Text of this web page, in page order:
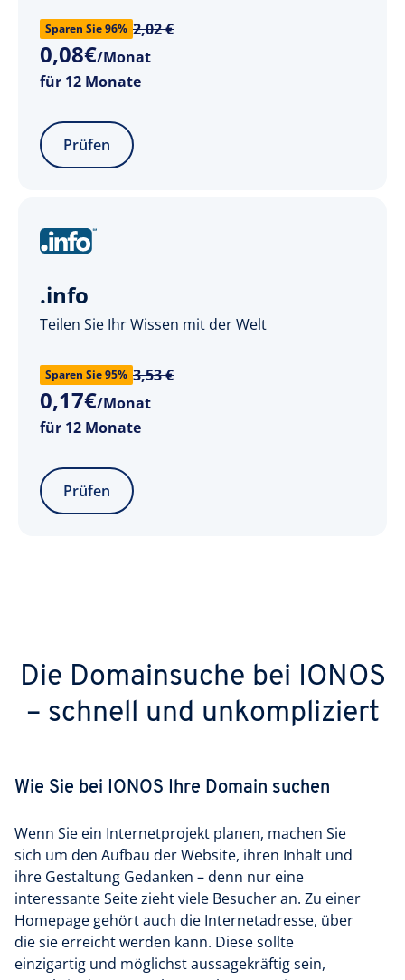
Sparen Sie 96% 2,02 €
0,08€/Monat
für 12 Monate
Prüfen
.info
Teilen Sie Ihr Wissen mit der Welt
Sparen Sie 95% 3,53 €
0,17€/Monat
für 12 Monate
Prüfen
Die Domainsuche bei IONOS
– schnell und unkompliziert
Wie Sie bei IONOS Ihre Domain suchen
Wenn Sie ein Internetprojekt planen, machen Sie
sich um den Aufbau der Website, ihren Inhalt und
ihre Gestaltung Gedanken – denn nur eine
interessante Seite zieht viele Besucher an. Zu einer
Homepage gehört auch die Internetadresse, über
die sie erreicht werden kann. Diese sollte
einzigartig und möglichst aussagekräftig sein,